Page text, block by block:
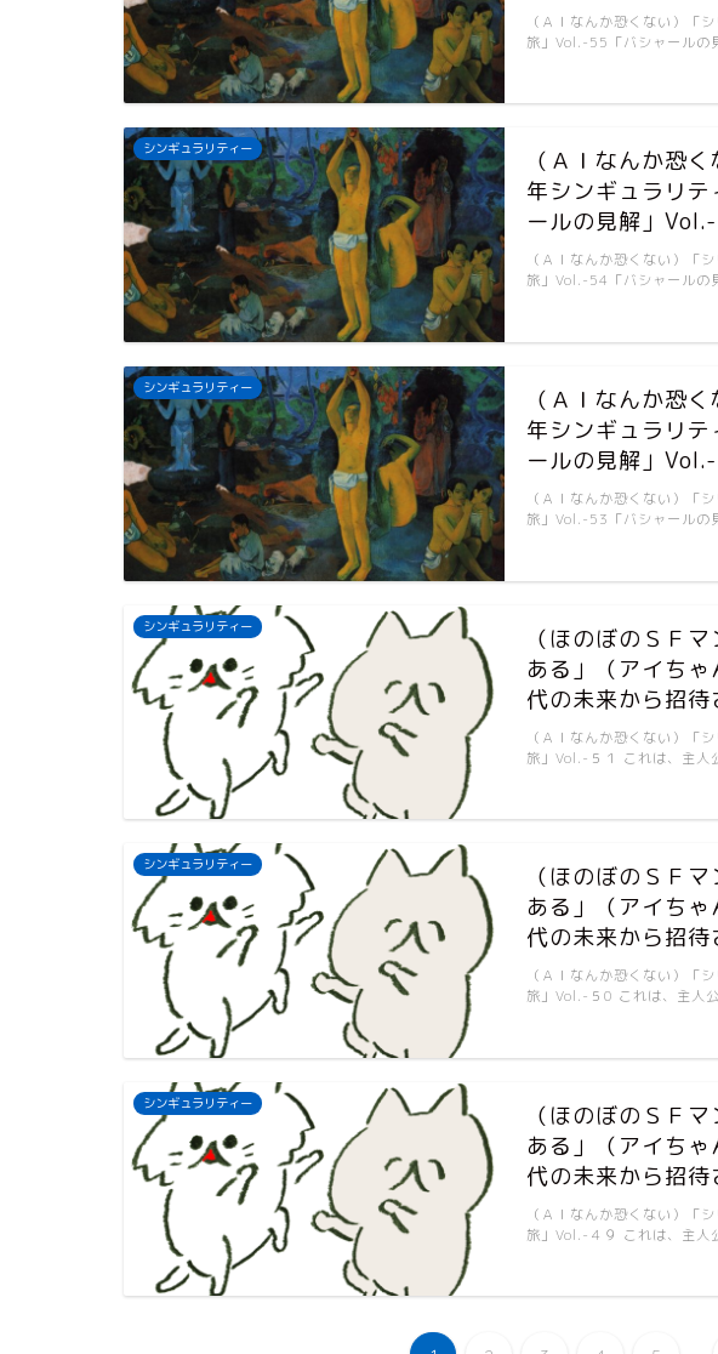
（ＡＩなんか恐くない）「
旅」Vol.-55「バシャール
シンギュラリティー
（ＡＩなんか恐
年シンギュラリ
ールの見解」Vol.-
（ＡＩなんか恐くない）「
旅」Vol.-54「バシャール
シンギュラリティー
（ＡＩなんか恐
年シンギュラリ
ールの見解」Vol.-
（ＡＩなんか恐くない）「
旅」Vol.-53「バシャール
シンギュラリティー
（ほのぼのＳＦ
ある」（アイち
代の未来から招
（ＡＩなんか恐くない）「
旅」Vol.-５１ これは、主人
シンギュラリティー
（ほのぼのＳＦ
ある」（アイち
代の未来から招
（ＡＩなんか恐くない）「
旅」Vol.-５0 これは、主人
シンギュラリティー
（ほのぼのＳＦ
ある」（アイち
代の未来から招
（ＡＩなんか恐くない）「
旅」Vol.-４９ これは、主人